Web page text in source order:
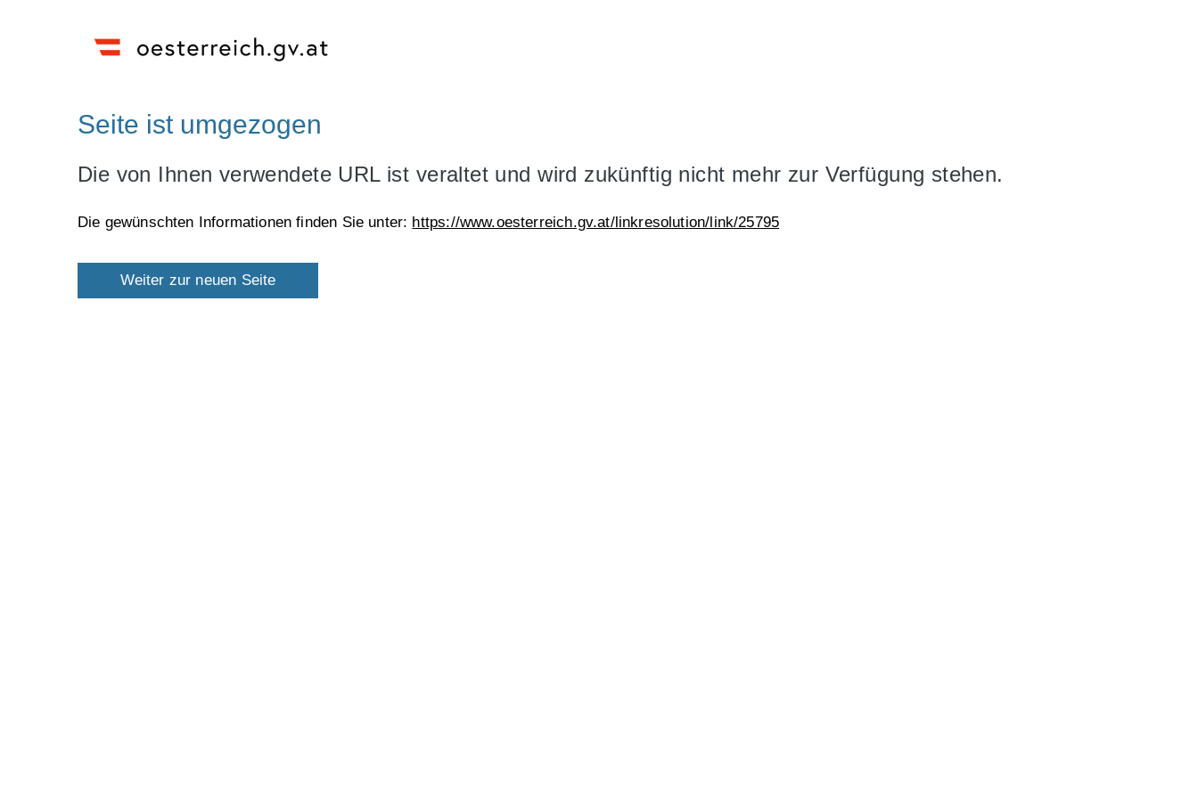
Seite ist umgezogen
Die von Ihnen verwendete URL ist veraltet und wird zukünftig nicht mehr zur Verfügung stehen.
Die gewünschten Informationen finden Sie unter: https://www.oesterreich.gv.at/linkresolution/link/25795
Weiter zur neuen Seite